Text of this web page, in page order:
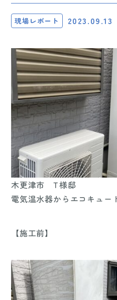
現場レポート 2023.09.13
木更津市 T様邸
電気温水器からエコキュー
【施工前】